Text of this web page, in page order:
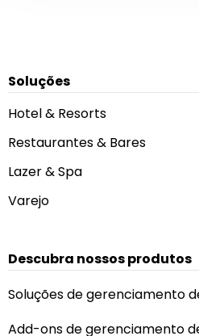
Soluções
Hotel & Resorts
Restaurantes & Bares
Lazer & Spa
Varejo
Descubra nossos produtos
Soluções de gerenciamento
Add-ons de gerenciamento